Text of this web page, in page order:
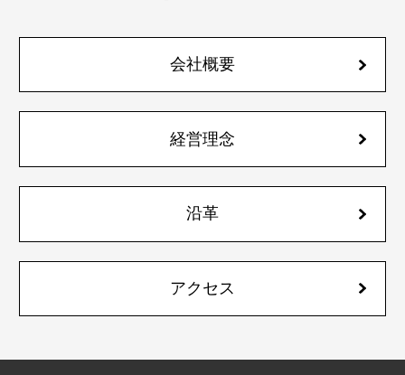
会社概要
経営理念
沿革
アクセス